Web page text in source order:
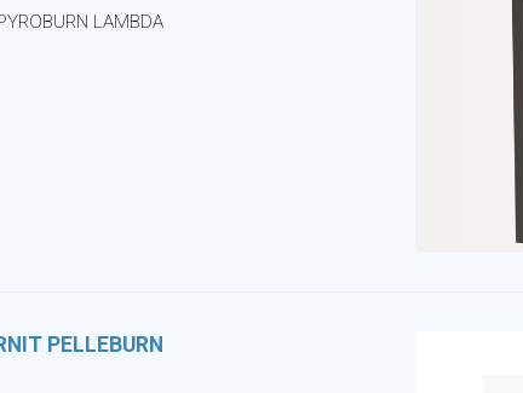
LAMBDA
PELLEBURN